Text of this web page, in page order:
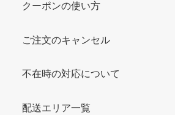
クーポンの使い方
ご注文のキャンセル
不在時の対応について
配送エリア一覧